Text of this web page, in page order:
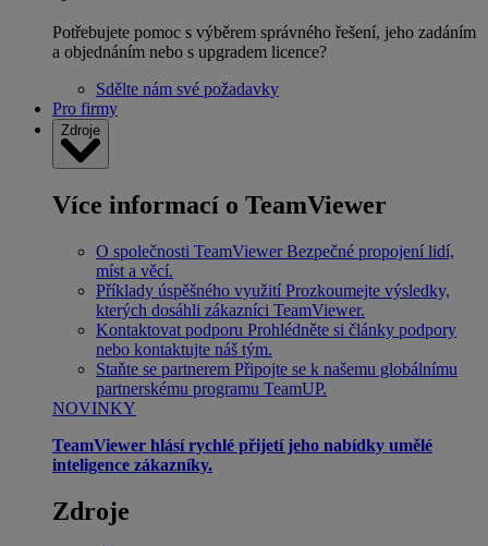
Potřebujete pomoc s výběrem správného řešení, jeho zadáním
a objednáním nebo s upgradem licence?
Sdělte nám své požadavky
Pro firmy
Zdroje
Více informací o TeamViewer
O společnosti TeamViewer Bezpečné propojení lidí,
míst a věcí.
Příklady úspěšného využití Prozkoumejte výsledky,
kterých dosáhli zákazníci TeamViewer.
Kontaktovat podporu Prohlédněte si články podpory
nebo kontaktujte náš tým.
Staňte se partnerem Připojte se k našemu globálnímu
partnerskému programu TeamUP.
NOVINKY
TeamViewer hlásí rychlé přijetí jeho nabídky umělé
inteligence zákazníky.
Zdroje